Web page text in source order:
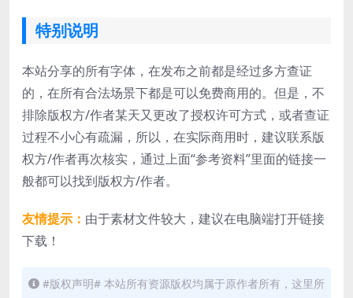
特别说明
本站分享的所有字体，在发布之前都是经过多方查证
的，在所有合法场景下都是可以免费商用的。但是，不
排除版权方/作者某天又更改了授权许可方式，或者查证
过程不小心有疏漏，所以，在实际商用时，建议联系版
权方/作者再次核实，通过上面“参考资料”里面的链接一
般都可以找到版权方/作者。
友情提示： 由于素材文件较大，建议在电脑端打开链接
下载！
#版权声明# 本站所有资源版权均属于原作者所有，这里所